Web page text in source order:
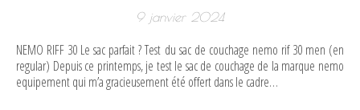
9 janvier 2024
NEMO RIFF 30 Le sac parfait ? Test du sac de couchage nemo rif 30 men (en
regular) Depuis ce printemps, je test le sac de couchage de la marque nemo
equipement qui m’a gracieusement été offert dans le cadre…